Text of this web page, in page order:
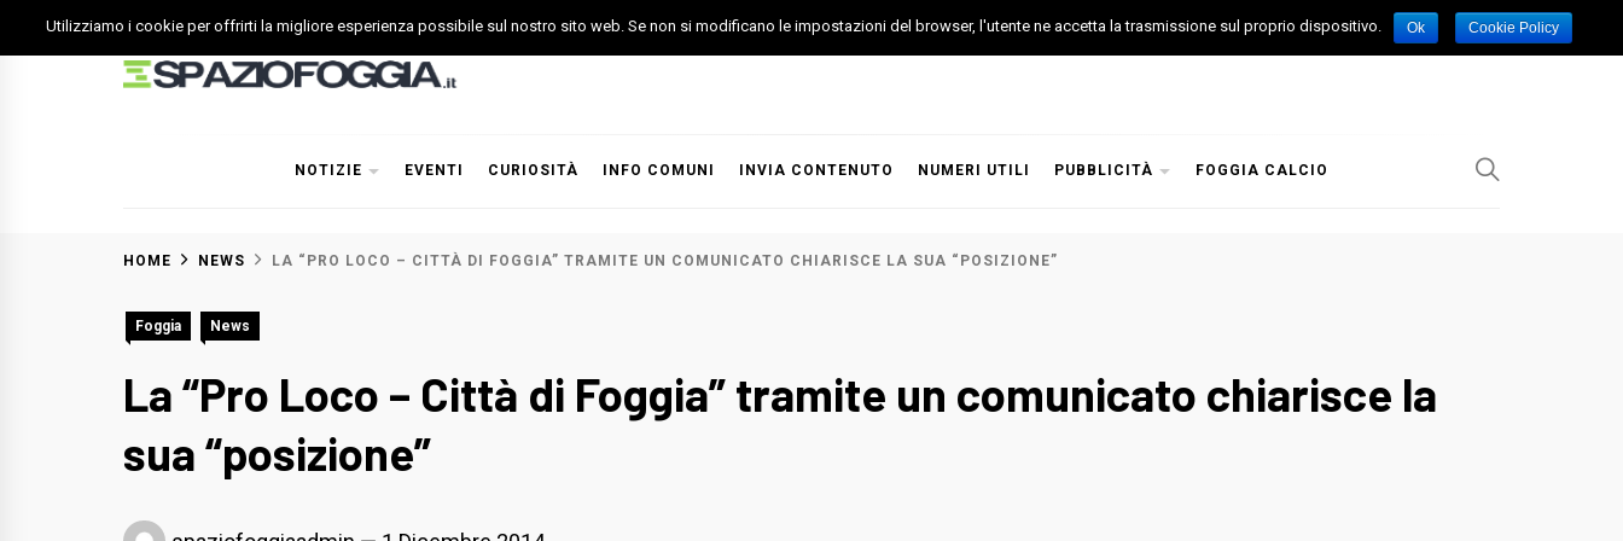
to
NOTIZIE EVENTI CURIOSITÀ INFO COMUNI INVIA CONTENUTO NUMERI UTILI PUBBLICITÀ FOGGIA CALCIO
HOME NEWS LA “PRO LOCO – CITTÀ DI FOGGIA” TRAMITE UN COMUNICATO CHIARISCE LA SUA “POSIZIONE”
Foggia News
La “Pro Loco – Città di Foggia” tramite un comunicato chiarisce la
sua “posizione”
Utilizziamo i cookie per offrirti la migliore esperienza possibile sul nostro sito web. Se non si modificano le impostazioni del browser, l'utente ne accetta la trasmissione sul proprio dispositivo. Ok Cookie Policy